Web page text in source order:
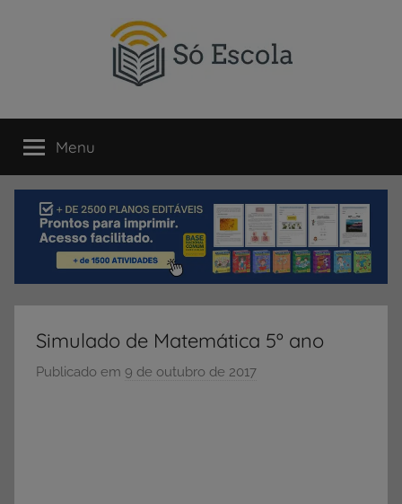
SÓ
ESCOLA
um
portal
direcionado
compartilhamento
dicas
Menu
Simulado de Matemática 5º ano
Publicado em 9 de outubro de 2017